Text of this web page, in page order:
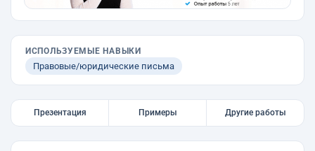
ИСПОЛЬЗУЕМЫЕ НАВЫКИ
Правовые/юридические письма
Презентация Примеры Другие работы